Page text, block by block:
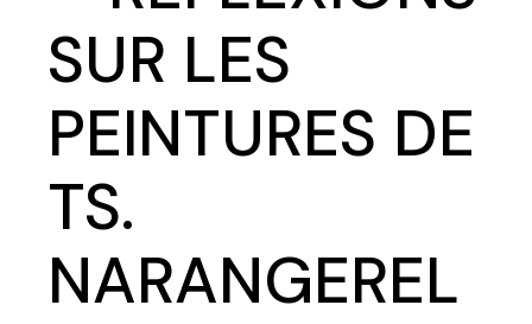
SUR LES
PEINTURES DE
TS.
NARANGEREL